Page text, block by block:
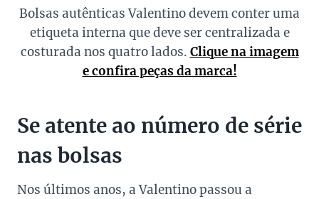
Bolsas autênticas Valentino devem conter uma
etiqueta interna que deve ser centralizada e
costurada nos quatro lados. Clique na imagem
e confira peças da marca!
Se atente ao número de série
nas bolsas
Nos últimos anos, a Valentinopassou a